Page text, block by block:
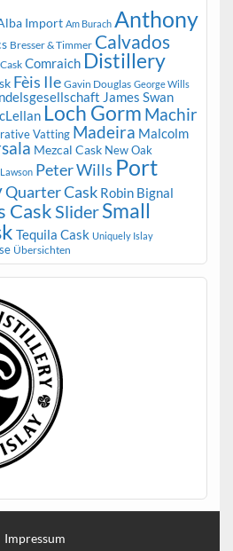
Import Am Burach Anthony
Bresser & Timmer Calvados
Comraich Distillery
Fèis Ile Gavin Douglas George Wills
James Swan
Loch Gorm Machir
Vatting Madeira Malcolm
Mezcal Cask New Oak
Peter Wills Port
Quarter Cask Robin Bignal
Cask SliderSmall
Tequila Cask Uniquely Islay
Übersichten
Impressum